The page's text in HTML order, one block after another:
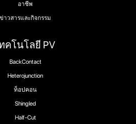
คโนโลยี PV
BackContact
Heterojunction
ท็อปคอน
Shingled
Half-Cut
อาชีพ
ข่าวสารและกิจกรรม